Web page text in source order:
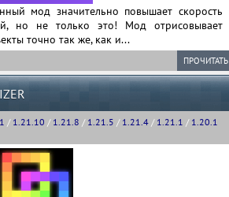
мод значительно повышает скорость
но не только это! Мод отрисовывает
точно так же, как и...
ПРОЧИТАТЬ
/ 1.21.10 / 1.21.8 / 1.21.5 / 1.21.4 / 1.21.1 / 1.20.1